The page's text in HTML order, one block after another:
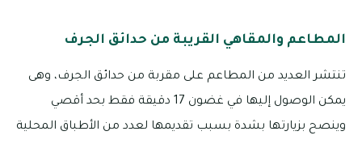
المطاعم والمقاهي القريبة من حدائق الجرف
تنتشر العديد من المطاعم على مقربة من حدائق الجرف، وهى
يمكن الوصول إليها في غضون 17 دقيقة فقط بحد أقصي
وينصح بزيارتها بشدة بسبب تقديمها لعدد من الأطباق المحلية